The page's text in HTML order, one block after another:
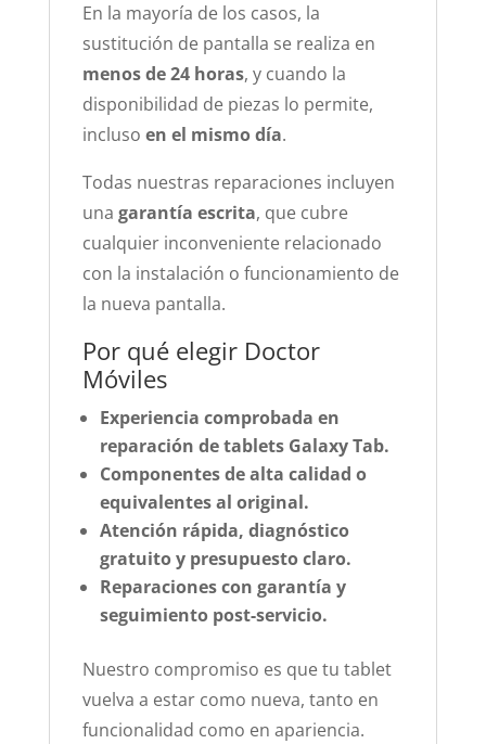
En la mayoría de los casos, la
sustitución de pantalla se realiza en
menos de 24 horas, y cuando la
disponibilidad de piezas lo permite,
incluso en el mismo día.
Todas nuestras reparaciones incluyen
una garantía escrita, que cubre
cualquier inconveniente relacionado
con la instalación o funcionamiento de
la nueva pantalla.
Por qué elegir Doctor
Móviles
Experiencia comprobada en
reparación de tablets Galaxy Tab.
Componentes de alta calidad o
equivalentes al original.
Atención rápida, diagnóstico
gratuito y presupuesto claro.
Reparaciones con garantía y
seguimiento post-servicio.
Nuestro compromiso es que tu tablet
vuelva a estar como nueva, tanto en
funcionalidad como en apariencia.